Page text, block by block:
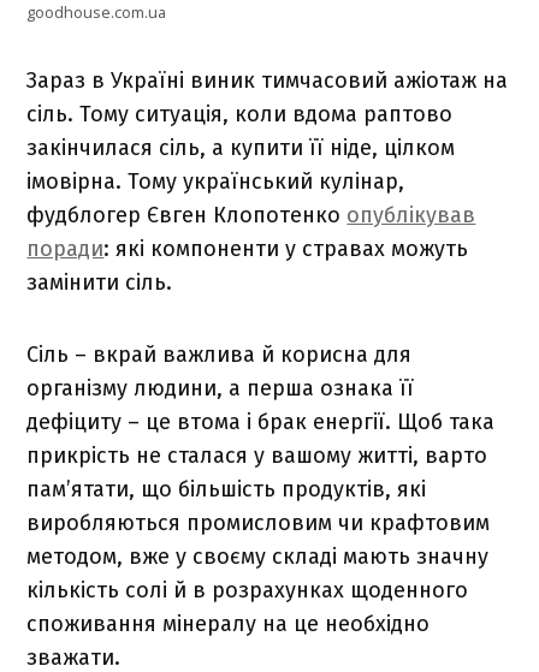
goodhouse.com.ua
Зараз в Україні виник тимчасовий ажіотаж на
сіль. Тому ситуація, коли вдома раптово
закінчилася сіль, а купити її ніде, цілком
імовірна. Тому український кулінар,
фудблогер Євген Клопотенко опублікував
поради: які компоненти у стравах можуть
замінити сіль.
Сіль – вкрай важлива й корисна для
організму людини, а перша ознака її
дефіциту – це втома і брак енергії. Щоб така
прикрість не сталася у вашому житті, варто
пам’ятати, що більшість продуктів, які
виробляються промисловим чи крафтовим
методом, вже у своєму складі мають значну
кількість солі й в розрахунках щоденного
споживання мінералу на це необхідно
зважати.